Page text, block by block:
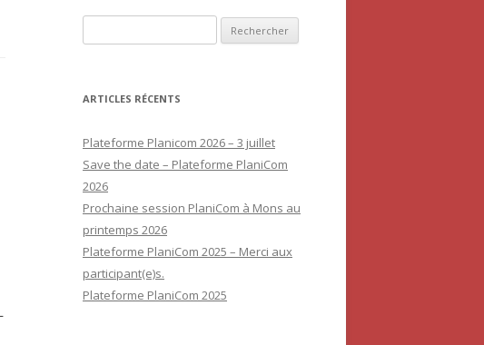
ARTICLES RÉCENTS
Plateforme Planicom 2026 – 3 juillet
Save the date – Plateforme PlaniCom
2026
Prochaine session PlaniCom à Mons au
printemps 2026
Plateforme PlaniCom 2025 – Merci aux
participant(e)s.
Plateforme PlaniCom 2025